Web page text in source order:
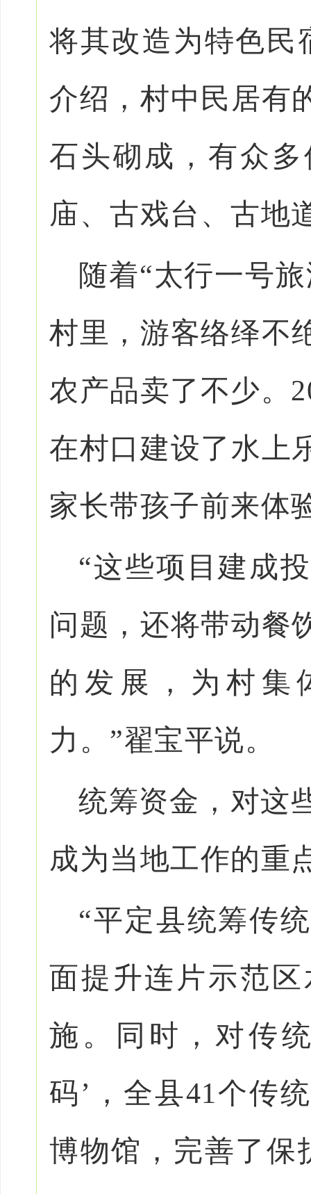
将其改造为特色民
介绍，村中民居有
石头砌成，有众
庙、古戏台、古地
随着“太行一号
村里，游客络绎不
农产品卖了不少。
在村口建设了水上
家长带孩子前来体
“这些项目建成
问题，还将带动餐
的发展，为村集
力。”翟宝平说。
统筹资金，对这
成为当地工作的重
“平定县统筹传
面提升连片示范
施。同时，对传
码’，全县41个传
博物馆，完善了保